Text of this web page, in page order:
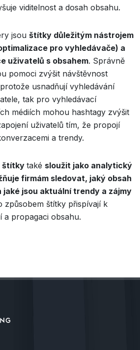
viditelnost a dosah obsahu.
jsou štítky důležitým nástrojem
pro vyhledávače) a
uživatelů s obsahem. Správně
pomoci zvýšit návštěvnost
usnadňují vyhledávání
tak pro vyhledávací
médiích mohou hashtagy zvýšit
uživatelů tím, že propojí
a trendy.
štítky také sloužit jako analytický
firmám sledovat, jaký obsah
jaké jsou aktuální trendy a zájmy
způsobem štítky přispívají k
a propagaci obsahu.